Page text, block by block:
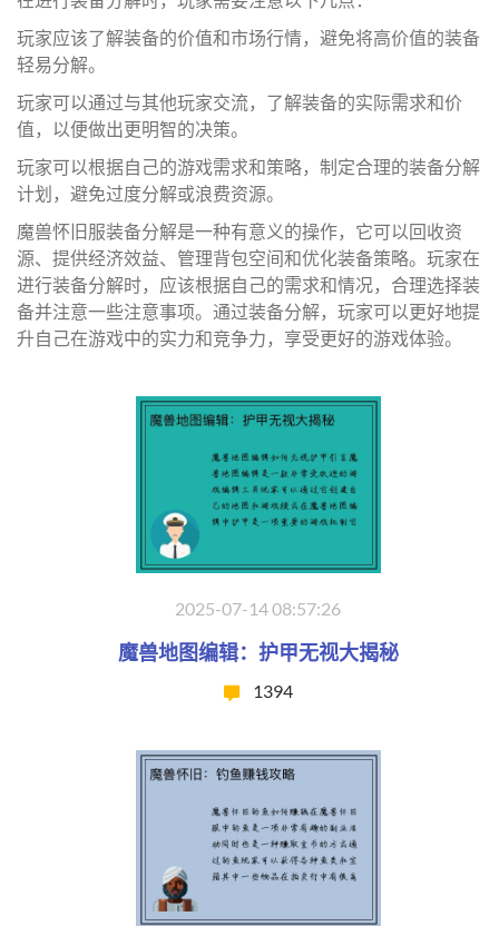
玩家应该了解装备的价值和市场行情，避免将高价值的装备
轻易分解。
玩家可以通过与其他玩家交流，了解装备的实际需求和价
值，以便做出更明智的决策。
玩家可以根据自己的游戏需求和策略，制定合理的装备分解
计划，避免过度分解或浪费资源。
魔兽怀旧服装备分解是一种有意义的操作，它可以回收资
源、提供经济效益、管理背包空间和优化装备策略。玩家在
进行装备分解时，应该根据自己的需求和情况，合理选择装
备并注意一些注意事项。通过装备分解，玩家可以更好地提
升自己在游戏中的实力和竞争力，享受更好的游戏体验。
2025-07-14 08:57:26
魔兽地图编辑：护甲无视大揭秘
1394